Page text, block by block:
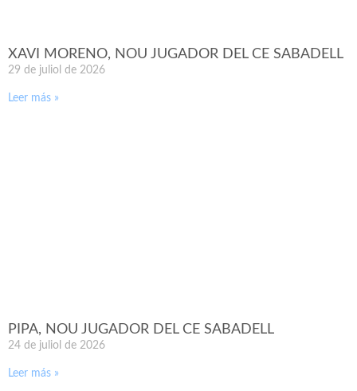
XAVI MORENO, NOU JUGADOR DEL CE SABADELL
29 de juliol de 2026
Leer más »
PIPA, NOU JUGADOR DEL CE SABADELL
24 de juliol de 2026
Leer más »